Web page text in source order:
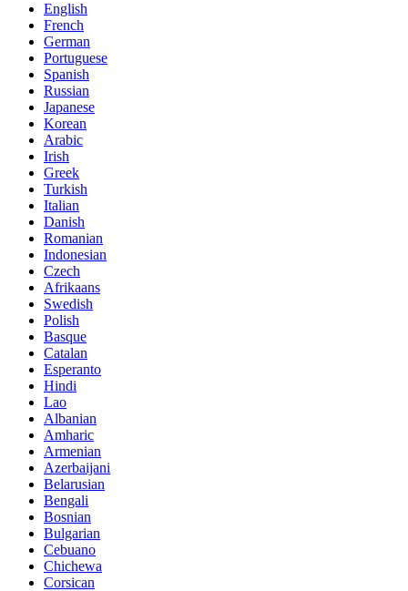
English
French
German
Portuguese
Spanish
Russian
Japanese
Korean
Arabic
Irish
Greek
Turkish
Italian
Danish
Romanian
Indonesian
Czech
Afrikaans
Swedish
Polish
Basque
Catalan
Esperanto
Hindi
Lao
Albanian
Amharic
Armenian
Azerbaijani
Belarusian
Bengali
Bosnian
Bulgarian
Cebuano
Chichewa
Corsican